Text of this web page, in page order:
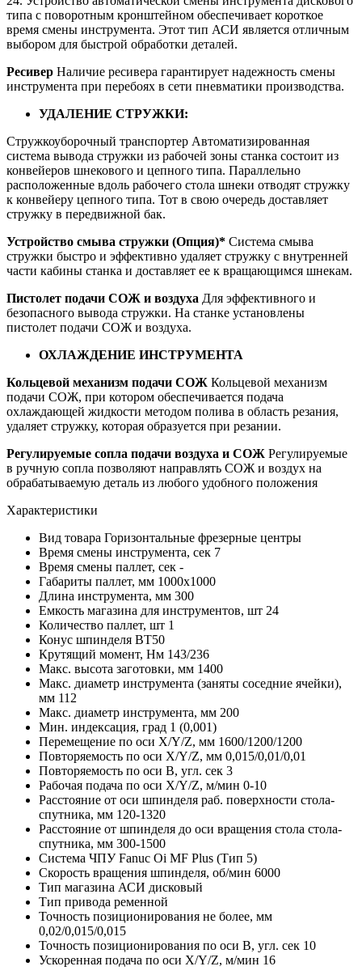
типа с поворотным кронштейном обеспечивает короткое
время смены инструмента. Этот тип АСИ является отличным
выбором для быстрой обработки деталей.
Ресивер Наличие ресивера гарантирует надежность смены
инструмента при перебоях в сети пневматики производства.
УДАЛЕНИЕ СТРУЖКИ:
Стружкоуборочный транспортер Автоматизированная
система вывода стружки из рабочей зоны станка состоит из
конвейеров шнекового и цепного типа. Параллельно
расположенные вдоль рабочего стола шнеки отводят стружку
к конвейеру цепного типа. Тот в свою очередь доставляет
стружку в передвижной бак.
Устройство смыва стружки (Опция)* Система смыва
стружки быстро и эффективно удаляет стружку с внутренней
части кабины станка и доставляет ее к вращающимся шнекам.
Пистолет подачи СОЖ и воздуха Для эффективного и
безопасного вывода стружки. На станке установлены
пистолет подачи СОЖ и воздуха.
ОХЛАЖДЕНИЕ ИНСТРУМЕНТА
Кольцевой механизм подачи СОЖ Кольцевой механизм
подачи СОЖ, при котором обеспечивается подача
охлаждающей жидкости методом полива в область резания,
удаляет стружку, которая образуется при резании.
Регулируемые сопла подачи воздуха и СОЖ Регулируемые
в ручную сопла позволяют направлять СОЖ и воздух на
обрабатываемую деталь из любого удобного положения
Характеристики
Вид товара Горизонтальные фрезерные центры
Время смены инструмента, сек 7
Время смены паллет, сек -
Габариты паллет, мм 1000х1000
Длина инструмента, мм 300
Емкость магазина для инструментов, шт 24
Количество паллет, шт 1
Конус шпинделя BT50
Крутящий момент, Нм 143/236
Макс. высота заготовки, мм 1400
Макс. диаметр инструмента (заняты соседние ячейки),
мм 112
Макс. диаметр инструмента, мм 200
Мин. индексация, град 1 (0,001)
Перемещение по оси X/Y/Z, мм 1600/1200/1200
Повторяемость по оси X/Y/Z, мм 0,015/0,01/0,01
Повторяемость по оси В, угл. сек 3
Рабочая подача по оси X/Y/Z, м/мин 0-10
Расстояние от оси шпинделя раб. поверхности стола-
спутника, мм 120-1320
Расстояние от шпинделя до оси вращения стола стола-
спутника, мм 300-1500
Система ЧПУ Fanuc Oi MF Plus (Тип 5)
Скорость вращения шпинделя, об/мин 6000
Тип магазина АСИ дисковый
Тип привода ременной
Точность позиционирования не более, мм
0,02/0,015/0,015
Точность позиционирования по оси В, угл. сек 10
Ускоренная подача по оси X/Y/Z, м/мин 16